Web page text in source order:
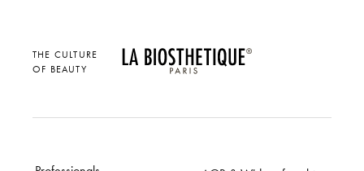
THE CULTURE
OF BEAUTY